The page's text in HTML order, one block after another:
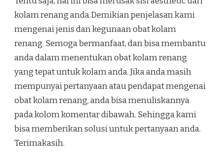
kolam renang anda.Demikian penjelasan kami
mengenai jenis dan kegunaan obat kolam
renang. Semoga bermanfaat, dan bisa membantu
anda dalam menentukan obat kolam renang
yang tepat untuk kolam anda. Jika anda masih
mempunyai pertanyaan atau pendapat mengenai
obat kolam renang, anda bisa menuliskannya
pada kolom komentar dibawah. Sehingga kami
bisa memberikan solusi untuk pertanyaan anda.
Terimakasih.